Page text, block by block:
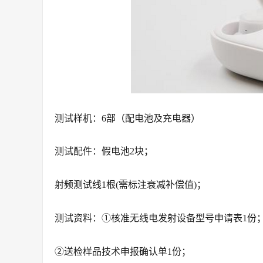
测试样机：6部（配电池及充电器）
测试配件：假电池2块；
射频测试线1根(需标注衰减补偿值)；
测试资料：①核准无线电发射设备型号申请表1份
②送检样品技术申报确认单1份；